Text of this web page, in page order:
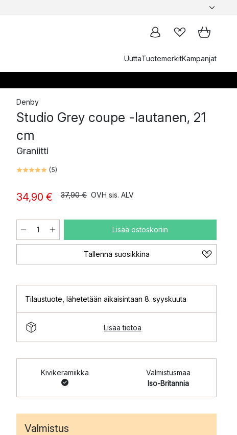
UuttaTuotemerkitKampanjat
Denby
Studio Grey coupe -lautanen, 21
cm
Graniitti
(5)
34,90 € 37,90 € OVH sis. ALV
Lisää ostoskoriin
Tallenna suosikkina
Tilaustuote lähetetään aikaisintaan 8. syyskuuta
Lisää tietoa
Kivikeramiikka
Valmistusmaa
Iso-Britannia
Valmistus